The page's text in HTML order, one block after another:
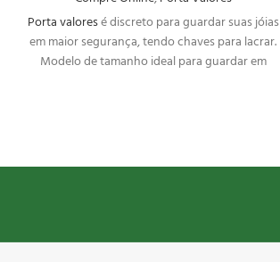
Porta valoresé discreto para guardar suas jóias
em maior segurança, tendo chaves para lacrar.
Modelo de tamanho ideal para guardar em